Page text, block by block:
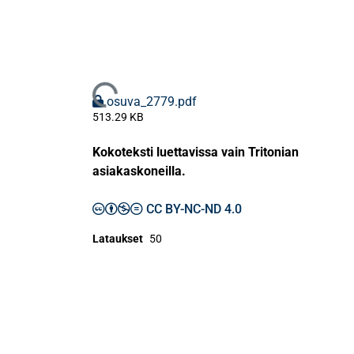
Ladataan...osuva_2779.pdf
513.29 KB
Kokoteksti luettavissa vain Tritonian
asiakaskoneilla.
CC BY-NC-ND 4.0
Lataukset 50